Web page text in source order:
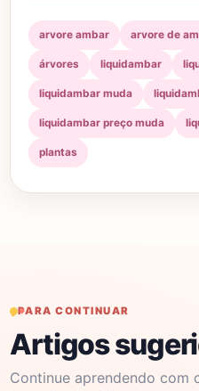
arvore ambar arvore de
árvores liquidambar
liquidambar muda
liquidambar preço muda
plantas
PARA CONTINUAR
Artigos
Continue aprendendo com